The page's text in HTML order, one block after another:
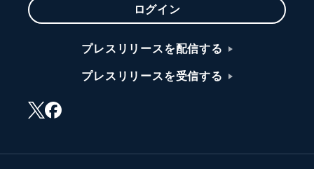
ログイン
プレスリリースを配信する
プレスリリースを受信する